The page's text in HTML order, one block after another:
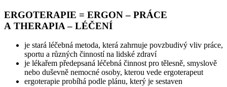
ERGOTERAPIE = ERGON – PRÁCE
A THERAPIA – LÉČENÍ
je stará léčebná metoda, která zahrnuje povzbudivý vliv práce,
sportu a různých činností na lidské zdraví
je lékařem předepsaná léčebná činnost pro tělesně, smyslově
nebo duševně nemocné osoby, kterou vede ergoterapeut
ergoterapie probíhá podle plánu, který je sestaven